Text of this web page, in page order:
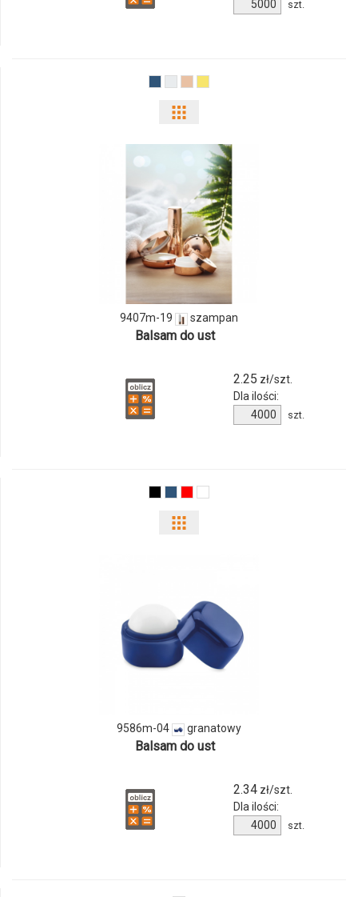
produktu
szt.
odmiany
ilości
produktu
9407m-
19
9407m-19 szampan
Balsam do ust
2.25 zł/szt.
Dla ilości:
Ilość
produktu
szt.
ilości
produktu
9586m-04 granatowy
Balsam do ust
2.34zł/szt.
Dla ilości:
Ilość
produktu
szt.